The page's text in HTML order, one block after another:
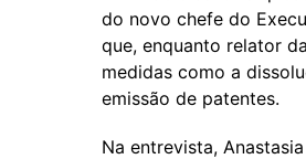
do novo chefe do
que, enquanto relator
medidas como a
emissão de patentes.
Na entrevista,